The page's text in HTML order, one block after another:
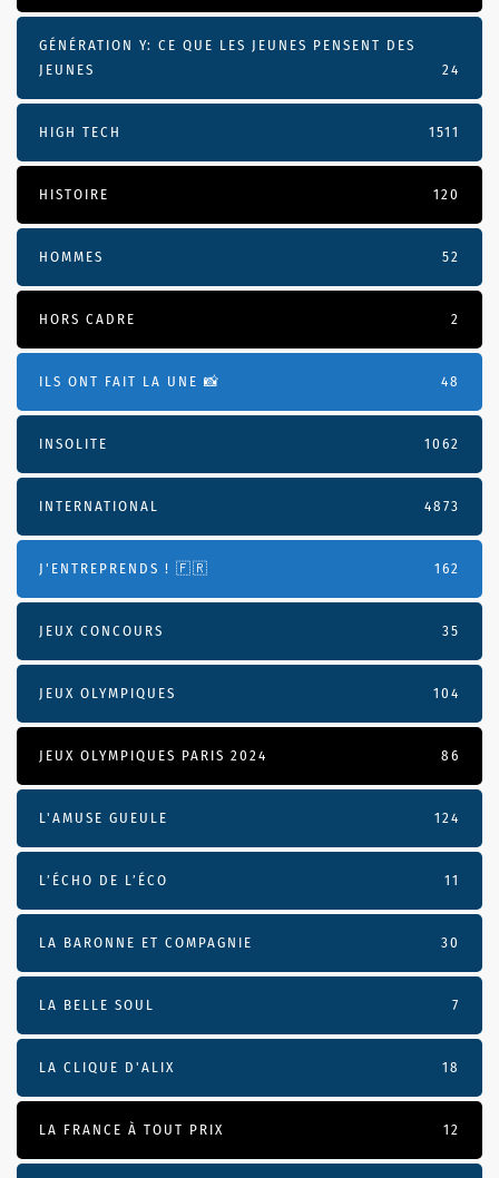
GÉNÉRATION Y: CE QUE LES JEUNES PENSENT DES
JEUNES
24
HIGH TECH 1511
HISTOIRE 120
HOMMES 52
HORS CADRE 2
ILS ONT FAIT LA UNE 📸 48
INSOLITE 1062
INTERNATIONAL 4873
J'ENTREPRENDS ! 🇫🇷 162
JEUX CONCOURS 35
JEUX OLYMPIQUES 104
JEUX OLYMPIQUES PARIS 2024 86
L'AMUSE GUEULE 124
L’ÉCHO DE L’ÉCO 11
LA BARONNE ET COMPAGNIE 30
LA BELLE SOUL 7
LA CLIQUE D'ALIX 18
LA FRANCE À TOUT PRIX 12